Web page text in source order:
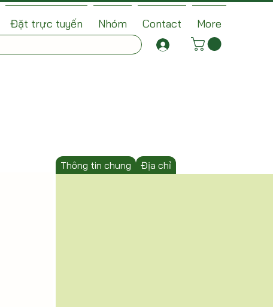
Đặt trực tuyến Nhóm Contact
More
Thông tin chung Địa chỉ